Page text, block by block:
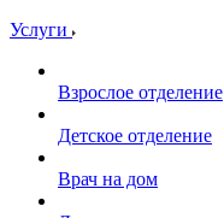
Услуги
Взрослое отделение
Детское отделение
Врач на дом